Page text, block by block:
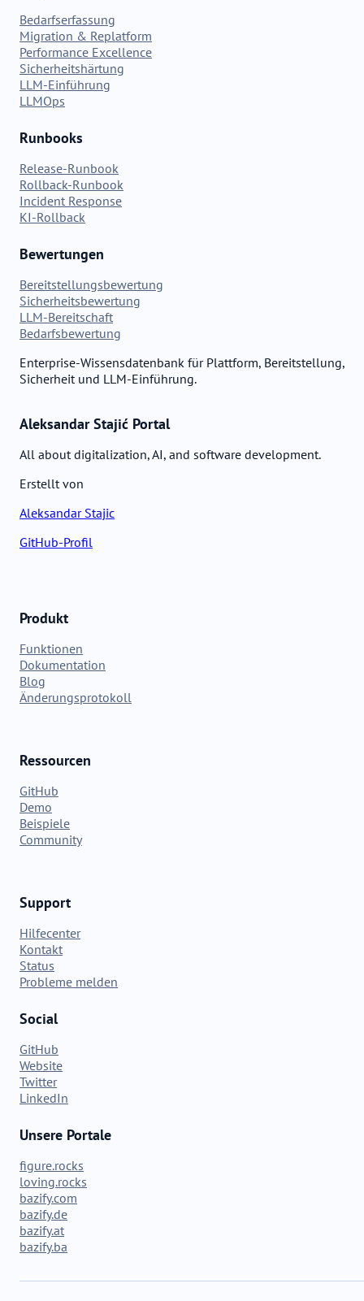
Bedarfserfassung
Migration & Replatform
Performance Excellence
Sicherheitshärtung
LLM-Einführung
LLMOps
Runbooks
Release-Runbook
Rollback-Runbook
Incident Response
KI-Rollback
Bewertungen
Bereitstellungsbewertung
Sicherheitsbewertung
LLM-Bereitschaft
Bedarfsbewertung
Enterprise-Wissensdatenbank für Plattform, Bereitstellung,
Sicherheit und LLM-Einführung.
Aleksandar Stajić Portal
All about digitalization, AI, and software development.
Erstellt von
Aleksandar Stajic
GitHub-Profil
Produkt
Funktionen
Dokumentation
Blog
Änderungsprotokoll
Ressourcen
GitHub
Demo
Beispiele
Community
Support
Hilfecenter
Kontakt
Status
Probleme melden
Social
GitHub
Website
Twitter
LinkedIn
Unsere Portale
figure.rocks
loving.rocks
bazify.com
bazify.de
bazify.at
bazify.ba